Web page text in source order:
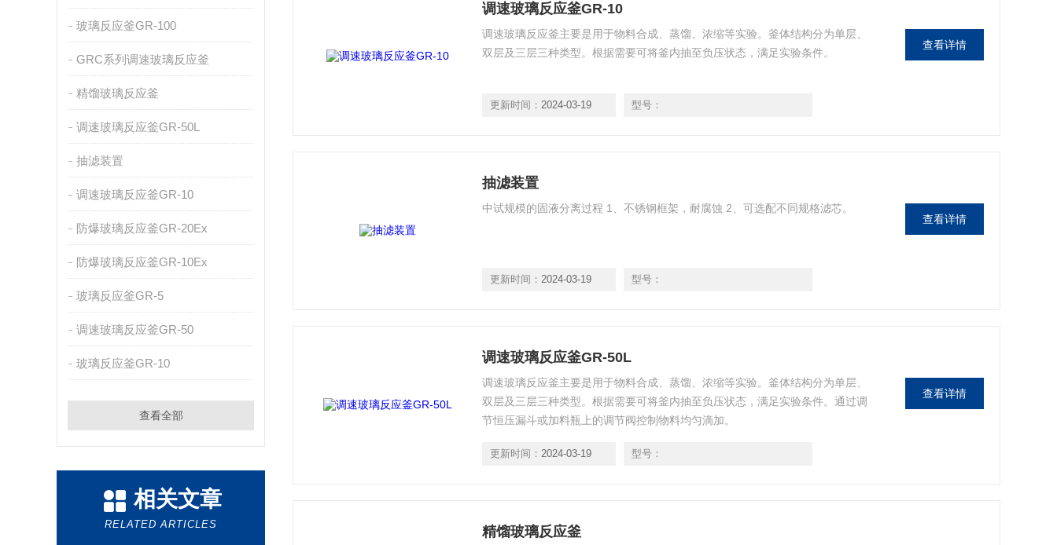
玻璃反应釜GR-100
GRC系列调速玻璃反应釜
精馏玻璃反应釜
调速玻璃反应釜GR-50L
抽滤装置
调速玻璃反应釜GR-10
防爆玻璃反应釜GR-20Ex
防爆玻璃反应釜GR-10Ex
玻璃反应釜GR-5
调速玻璃反应釜GR-50
玻璃反应釜GR-10
查看全部
相关文章
RELATED ARTICLES
调速玻璃反应釜GR-10
调速玻璃反应釜主要是用于物料合成、蒸馏、浓缩等实验。釜体结构分为单层、
双层及三层三种类型。根据需要可将釜内抽至负压状态，满足实验条件。
更新时间： 2024-03-19 型号：
查看详情
抽滤装置
中试规模的固液分离过程 1、不锈钢框架，耐腐蚀 2、可选配不同规格滤芯。
更新时间： 2024-03-19 型号：
查看详情
调速玻璃反应釜GR-50L
调速玻璃反应釜主要是用于物料合成、蒸馏、浓缩等实验。釜体结构分为单层、
双层及三层三种类型。根据需要可将釜内抽至负压状态，满足实验条件。通过调
节恒压漏斗或加料瓶上的调节阀控制物料均匀滴加。
更新时间： 2024-03-19 型号：
查看详情
精馏玻璃反应釜